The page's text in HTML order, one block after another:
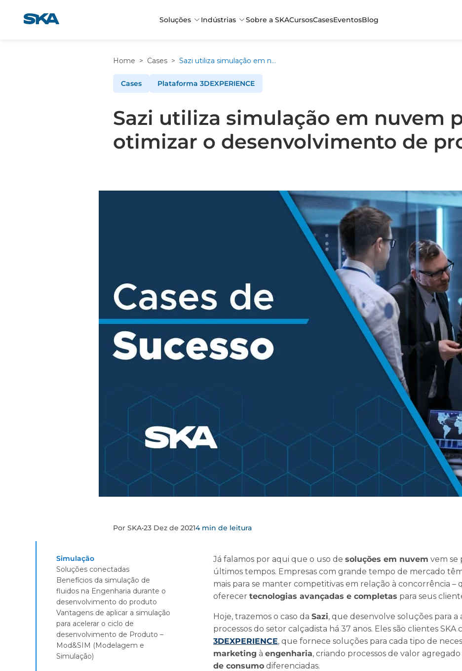
Soluções Indústrias Sobre a SKACursosCasesEventosBlog
Home > Cases > Sazi utiliza simulação em nuvem para otimizar o desenvolvimento de produtos
Cases Plataforma 3DEXPERIENCE
Sazi utiliza simulação em nuvem
otimizar o desenvolvimento de
Por SKA•23 Dez de 20214 min de leitura
Simulação
Soluções conectadas
Benefícios da simulação de
fluidos na Engenharia durante o
desenvolvimento do produto
Vantagens de aplicar a simulação
para acelerar o ciclo de
desenvolvimento de Produto –
Mod&SIM (Modelagem e
Simulação)
Já falamos por aqui que o uso de soluções em nuvem vem se
últimos tempos. Empresas com grande tempo de mercado
mais para se manter competitivas em relação à concorrência –
oferecer tecnologias avançadas e completas para seus
Hoje, trazemos o caso da Sazi, que desenvolve soluções para
processos do setor calçadista há 37 anos. Eles são clientes SKA
3DEXPERIENCE, que fornece soluções para cada tipo de
marketing à engenharia, criando processos de valor
de consumo diferenciadas.